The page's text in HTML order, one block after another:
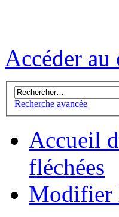
Accéder au
Recherche avancée
Accueil
fléchées
Modifier